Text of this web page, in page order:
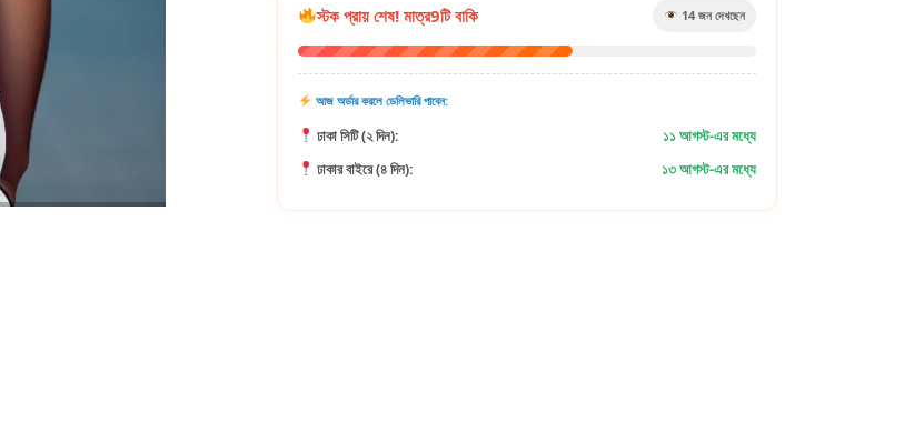
স্টক প্রায় শেষ! মাত্র9টি বাকি 19 জন দেখছেন
আজ অর্ডার করলে ডেলিভারি পাবেন:
ঢাকা সিটি (২ দিন):
১১ আগস্ট-এর মধ্যে
ঢাকার বাইরে (৪ দিন):
১৩ আগস্ট-এর মধ্যে